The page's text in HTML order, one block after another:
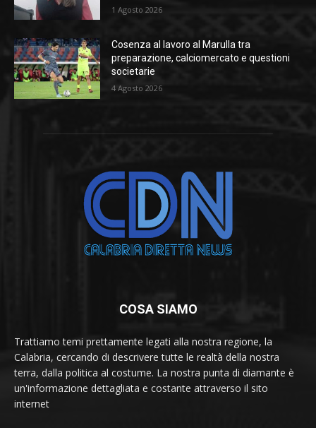
1 Agosto 2026
Cosenza al lavoro al Marulla tra
preparazione, calciomercato e questioni
societarie
4 Agosto 2026
COSA SIAMO
Trattiamo temi prettamente legati alla nostra regione, la
Calabria, cercando di descrivere tutte le realtà della nostra
terra, dalla politica al costume. La nostra punta di diamante è
un'informazione dettagliata e costante attraverso il sito
internet